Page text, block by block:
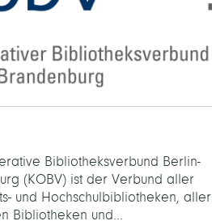
Bibliotheksverbund Berlin-
(KOBV) ist der Verbund aller
und Hochschulbibliotheken, aller
Bibliotheken und...